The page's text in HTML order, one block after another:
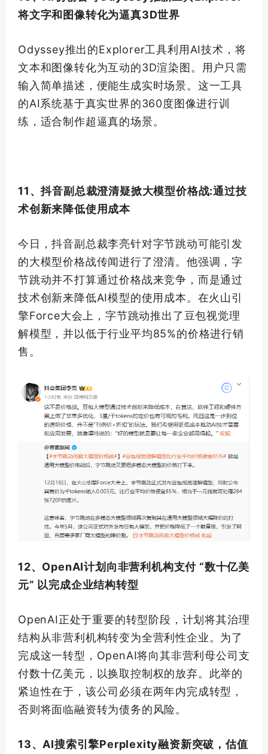
将文字和图像转化为逼真3D世界
Odyssey推出的Explorer工具利用AI技术，将
文本和图像转化为互动的3D渲染图。用户只需
输入简单描述，便能生成实时场景。这一工具
的AI系统基于真实世界的360度图像进行训
练，适合制作超逼真的场景。
11、抖音副总裁澄清疑掀大模型价格战:通过技
术创新来降低使用成本
今日，抖音副总裁李亮针对字节跳动可能引发
的大模型价格战传闻进行了澄清。他强调，字
节跳动并不打算通过价格战来竞争，而是通过
技术创新来降低AI模型的使用成本。在火山引
擎Force大会上，字节跳动推出了豆包视觉理
解模型，并以低于行业平均85%的价格进行销
售。
12、OpenAI计划向非营利机构支付 “数十亿美
元” 以完成企业结构转型
OpenAI正处于重要的转型阶段，计划将其治理
结构从非营利机构转变为全营利性企业。为了
完成这一转型，OpenAI将向其非营利母公司支
付数十亿美元，以换取控制权的放弃。此举的
紧迫性在于，该公司必须在两年内完成转型，
否则将面临融资转为债务的风险。
13、AI搜索引擎Perplexity融资新突破，估值